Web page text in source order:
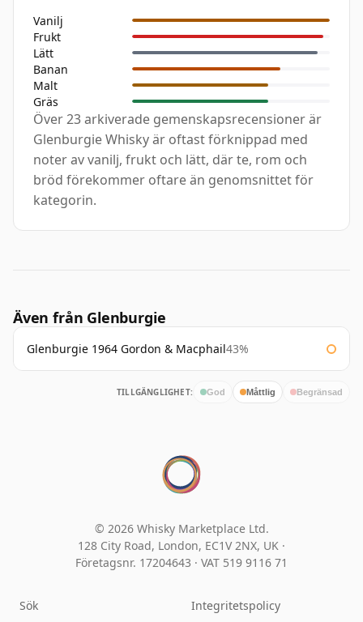
Vanilj
Frukt
Lätt
Banan
Malt
Gräs
Över 23 arkiverade gemenskapsrecensioner är
Glenburgie Whisky är oftast förknippad med
noter av vanilj, frukt och lätt, där te, rom och
bröd förekommer oftare än genomsnittet för
kategorin.
Även från Glenburgie
Glenburgie 1964 Gordon & Macphail43%
TILLGÄNGLIGHET: God Måttlig Begränsad
© 2026 Whisky Marketplace Ltd.
128 City Road, London, EC1V 2NX, UK ·
Företagsnr. 17204643 · VAT 519 9116 71
Sök Integritetspolicy